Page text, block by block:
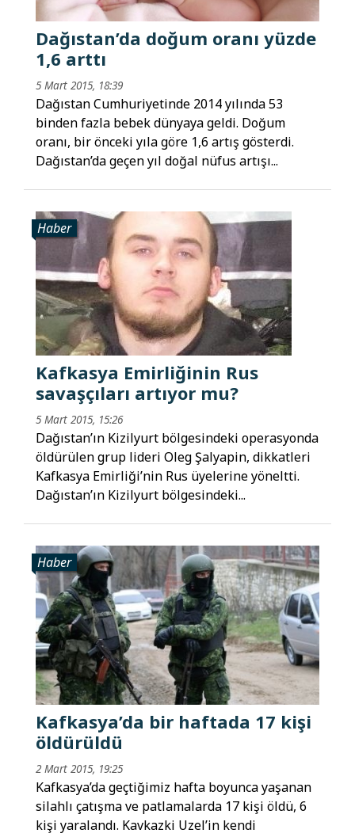
Dağıstan’da doğum oranı yüzde
1,6 arttı
5 Mart 2015, 18:39
Dağıstan Cumhuriyetinde 2014 yılında 53
binden fazla bebek dünyaya geldi. Doğum
oranı, bir önceki yıla göre 1,6 artış gösterdi.
Dağıstan’da geçen yıl doğal nüfus artışı...
Haber
Kafkasya Emirliğinin Rus
savaşçıları artıyor mu?
5 Mart 2015, 15:26
Dağıstan’ın Kizilyurt bölgesindeki operasyonda
öldürülen grup lideri Oleg Şalyapin, dikkatleri
Kafkasya Emirliği’nin Rus üyelerine yöneltti.
Dağıstan’ın Kizilyurt bölgesindeki...
Haber
Kafkasya’da bir haftada 17 kişi
öldürüldü
2 Mart 2015, 19:25
Kafkasya’da geçtiğimiz hafta boyunca yaşanan
silahlı çatışma ve patlamalarda 17 kişi öldü, 6
kişi yaralandı. Kavkazki Uzel’in kendi